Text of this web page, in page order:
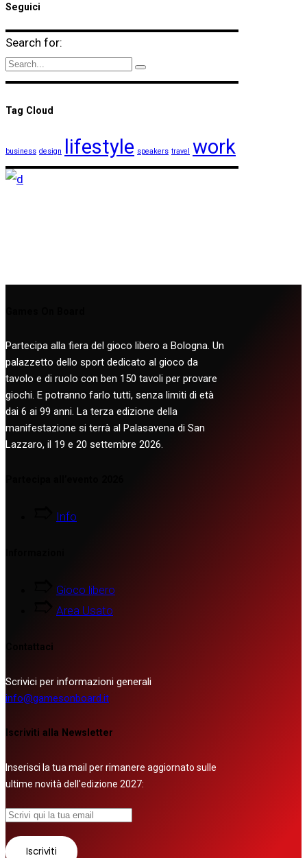
Seguici
Search for:
Tag Cloud
business design lifestyle speakers travel work
Partecipa alla fiera del gioco libero a Bologna. Un
palazzetto dello sport dedicato al gioco da
tavolo e di ruolo con ben 150 tavoli per provare
giochi. E potranno farlo tutti, senza limiti di età
dai 6 ai 99 anni. La terza edizione della
manifestazione si terrà al Palasavena di San
Lazzaro, il 19 e 20 settembre 2026.
Info
Gioco libero
Area Usato
Contattaci
Scrivici per informazioni generali
info@gamesonboard.it
Iscriviti alla Newsletter
Inserisci la tua mail per rimanere aggiornato sulle
ultime novità dell'edizione 2027: